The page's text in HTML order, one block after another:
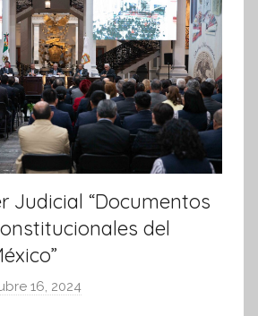
a
i
v
a
Judicial “Documentos
del
16, 2024